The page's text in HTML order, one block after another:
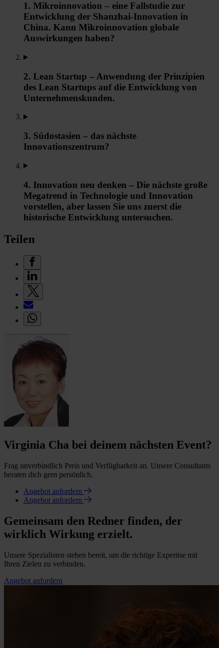
1. Mikroinnovation – eine Fallstudie zur
Entwicklung der Shanzhai-Innovation in
China. Kann Mikroinnovation globale
Auswirkungen haben?
2. Lean Startup – Anwendung der Prinzipien
des Lean Startups auf die Entwicklung von
Unternehmenskunden.
3. Südostasien – das nächste
Innovationszentrum?
4. Innovation neu denken – Die nächste große
Megatrend in Technologie und Innovation
vorstellen, aber lassen Sie uns zuerst die
historische Entwicklung untersuchen.
Teilen
Virginia Cha bei deinem nächsten Event?
Frag unverbindlich Preis und Verfügbarkeit an. Unsere Consultants
beraten dich gern persönlich.
Angebot anfordern
Angebot anfordern
Gemeinsam den Redner finden, der
wirklich Wirkung erzielt.
Unsere Spezialisten stehen bereit, um die richtige Expertise mit
Ihren Zielen zu verbinden.
Angebot anfordern